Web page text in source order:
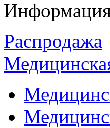
Распродажа